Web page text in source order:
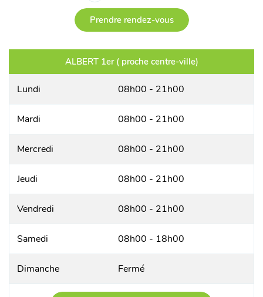
Prendre rendez-vous
ALBERT 1er ( proche centre-ville)
Lundi 08h00 - 21h00
Mardi 08h00 - 21h00
Mercredi 08h00 - 21h00
Jeudi 08h00 - 21h00
Vendredi 08h00 - 21h00
Samedi 08h00 - 18h00
Dimanche Fermé